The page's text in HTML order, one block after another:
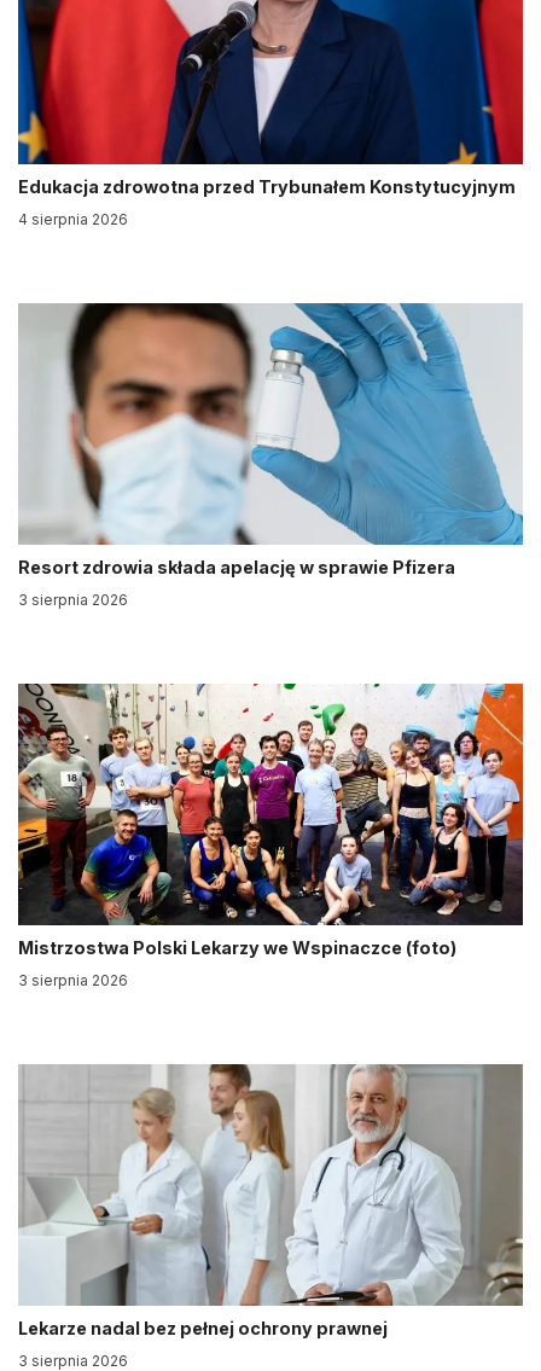
Edukacja zdrowotna przed Trybunałem Konstytucyjnym
4 sierpnia 2026
Resort zdrowia składa apelację w sprawie Pfizera
3 sierpnia 2026
Mistrzostwa Polski Lekarzy we Wspinaczce (foto)
3 sierpnia 2026
Lekarze nadal bez pełnej ochrony prawnej
3 sierpnia 2026